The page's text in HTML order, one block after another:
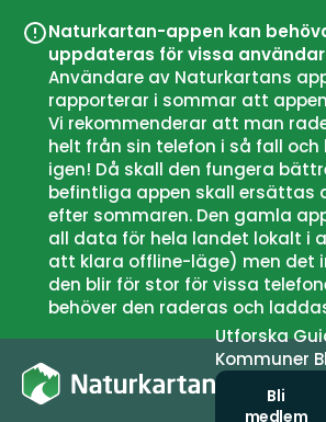
Naturkartan-appen kan
uppdateras för vissa
Användare av Naturkartans
rapporterar i sommar att
Vi rekommenderar att man
helt från sin telefon i så fall
igen! Då skall den fungera
befintliga appen skall ersättas
efter sommaren. Den gamla
all data för hela landet lokalt i
att klara offline-läge) men det
den blir för stor för vissa
behöver den raderas och
Utforska
Kommuner
Bli
medlem